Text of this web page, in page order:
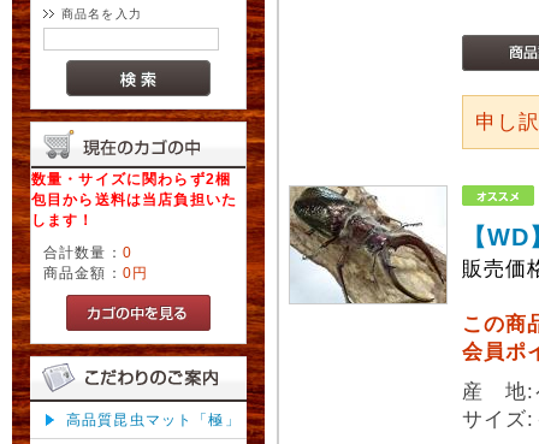
商品名を入力
数量・サイズに関わらず2梱
包目から送料は当店負担いた
します！
合計数量： 0
商品金額： 0円
高品質昆虫マット「極」
申し
【
販売価
この商
会員ポ
産 地:
サイズ